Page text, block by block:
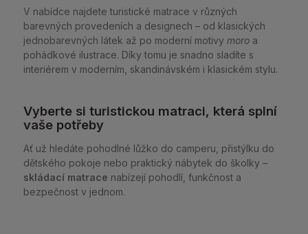
V nabídce najdete turistické matrace v různých
barevných provedeních a designech – od klasických
jednobarevných látek až po moderní motivy moro a
pohádkové ilustrace. Díky tomu je snadno sladíte s
interiérem v moderním, skandinávském i klasickém stylu.
Vyberte si turistickou matraci, která splní
vaše potřeby
Ať už hledáte pohodlné lůžko do camperu, přistýlku do
dětského pokoje nebo praktický nábytek do školky –
skládací matrace nabízejí pohodlí, funkčnost a
bezpečnost v jednom.